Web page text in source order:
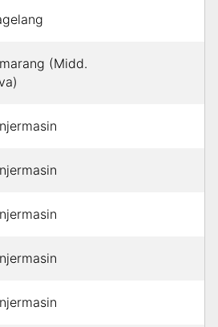
(Midd.